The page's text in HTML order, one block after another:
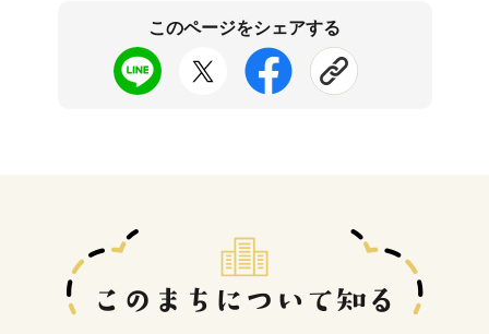
このページをシェアする